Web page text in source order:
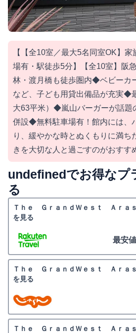
【【全10室／最大5名同室OK】
場有・駅徒歩5分】【全10室】阪
林・渡月橋も徒歩圏内◆ベビーカ
など、子ども用貸出備品が充実◆
大63平米）◆嵐山バーガーが話題
併設◆無料駐車場有！館内には、
り、緩やかな時とぬくもりに満ち
きを大切な人と過ごすのがおすす
undefinedでお得なプ
る
Ｔｈｅ ＧｒａｎｄＷｅｓｔ Ａｒａ
を見る
最安
Ｔｈｅ ＧｒａｎｄＷｅｓｔ Ａｒａ
を見る
Ｔｈｅ ＧｒａｎｄＷｅｓｔ Ａｒａ